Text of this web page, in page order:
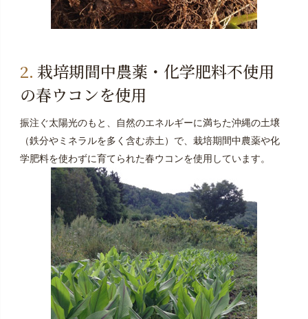
栽培期間中農薬・化学肥料不使用
の春ウコンを使用
振注ぐ太陽光のもと、自然のエネルギーに満ちた沖縄の土壌
（鉄分やミネラルを多く含む赤土）で、栽培期間中農薬や化
学肥料を使わずに育てられた春ウコンを使用しています。